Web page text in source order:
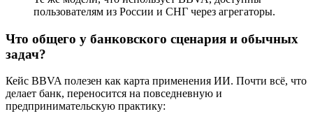
пользователям из России и СНГ через агрегаторы.
Что общего у банковского сценария и обычных
задач?
Кейс BBVA полезен как карта применения ИИ. Почти всё, что
делает банк, переносится на повседневную и
предпринимательскую практику: